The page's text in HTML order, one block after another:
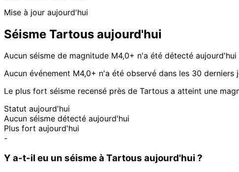
Mise à jour aujourd'hui
Séisme Tartous aujourd'hui
Aucun séisme de magnitude M4,0+ n'a été détecté
Aucun événement M4,0+ n'a été observé dans les 30 derniers
Le plus fort séisme recensé près de Tartous a atteint une
Statut aujourd'hui
Aucun séisme détecté aujourd'hui
Plus fort aujourd'hui
-
Y a-t-il eu un séisme à Tartous aujourd'hui ?